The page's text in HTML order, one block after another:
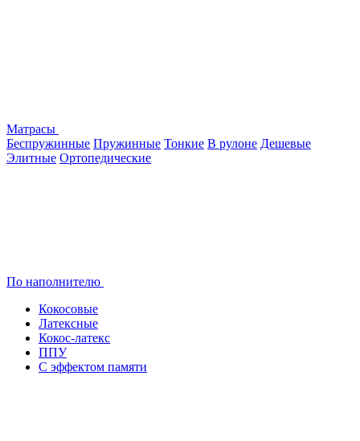
Матрасы
Беспружинные Пружинные Тонкие В рулоне Дешевые
Элитные Ортопедические
По наполнителю
Кокосовые
Латексные
Кокос-латекс
ППУ
С эффектом памяти